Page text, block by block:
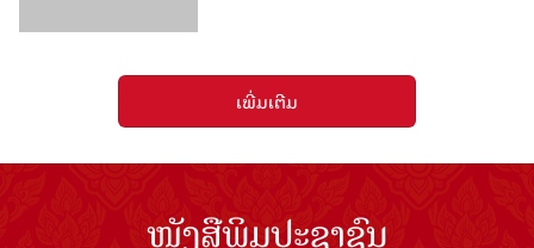
ເພີ່ມເຕີມ
ໜັງສືພິມປະຊາຊົນ